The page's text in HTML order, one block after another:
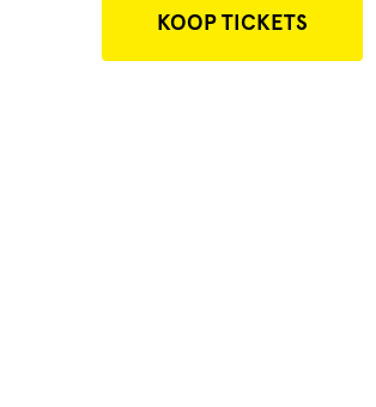
KOOP TICKETS